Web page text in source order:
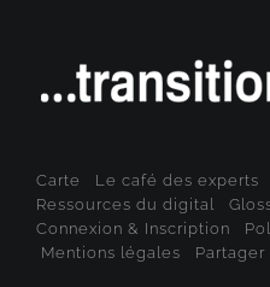
Carte Le café des experts
Ressources du digital
Connexion & Inscription
Mentions légales
Partager